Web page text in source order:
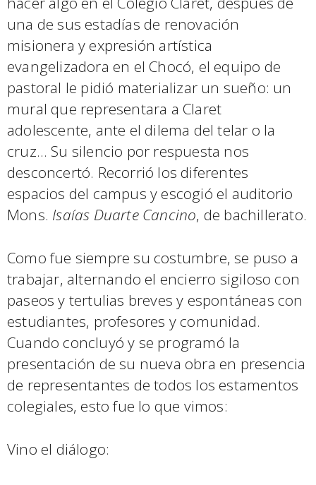
una de sus estadías de renovación
misionera y expresión artística
evangelizadora en el Chocó, el equipo de
pastoral le pidió materializar un sueño: un
mural que representara a Claret
adolescente, ante el dilema del telar o la
cruz… Su silencio por respuesta nos
desconcertó. Recorrió los diferentes
espacios del campus y escogió el auditorio
Mons. Isaías Duarte Cancino, de bachillerato.
Como fue siempre su costumbre, se puso a
trabajar, alternando el encierro sigiloso con
paseos y tertulias breves y espontáneas con
estudiantes, profesores y comunidad.
Cuando concluyó y se programó la
presentación de su nueva obra en presencia
de representantes de todos los estamentos
colegiales, esto fue lo que vimos:
Vino el diálogo: